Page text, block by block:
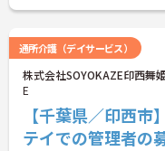
通所介護（デイサービス）
株式会社SOYOKAZE印西舞
E
【千葉県／印西
テイでの管理者の